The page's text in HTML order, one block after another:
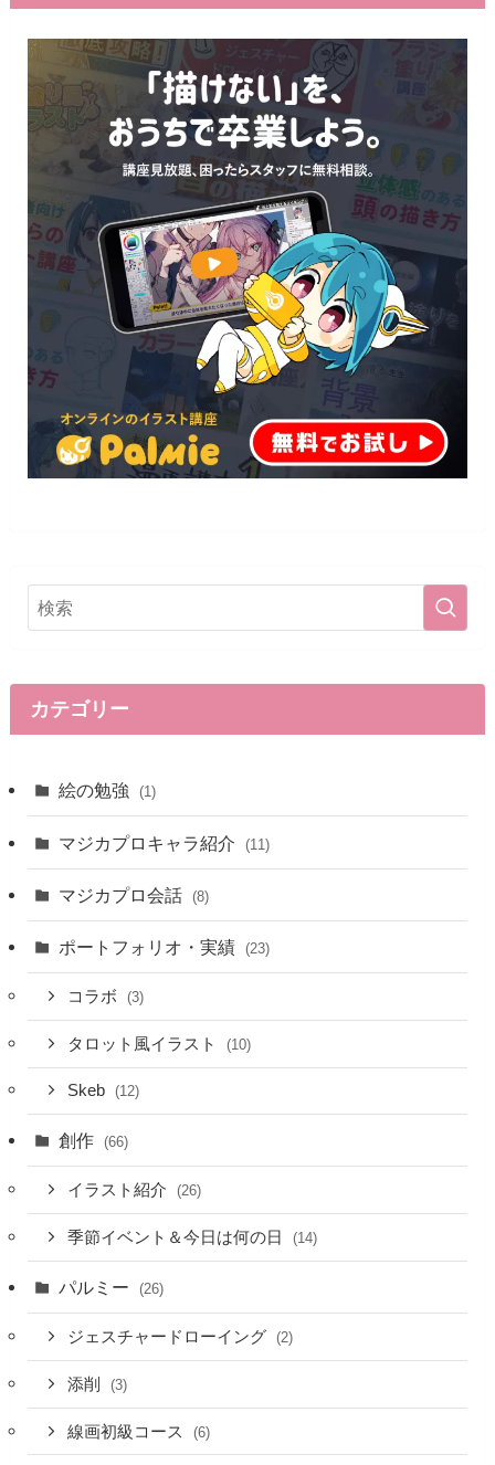
カテゴリー
絵の勉強 (1)
マジカプロキャラ紹介 (11)
マジカプロ会話 (8)
ポートフォリオ・実績 (23)
コラボ (3)
タロット風イラスト (10)
Skeb (12)
創作 (66)
イラスト紹介 (26)
季節イベント＆今日は何の日 (14)
パルミー (26)
ジェスチャードローイング (2)
添削 (3)
線画初級コース (6)